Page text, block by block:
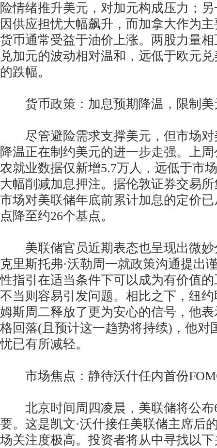
险情绪推升美元，对加元构成压力；
因供应担忧大幅飙升，而加拿大作为
货币通常受益于油价上涨。两股力量
兑加元的波动相对温和，远低于欧元
的跌幅。
货币政策：加息预期降温，限制美
尽管避险需求支撑美元，但市场对
降温正在制约美元的进一步走强。上
农就业数据仅新增5.7万人，远低于市
大幅削减加息押注。据伦敦证券交易
市场对美联储年底前累计加息的定价
点降至约26个基点。
美联储官员近期表态也呈现出微妙
克里斯托弗·沃勒周一就政策沟通提出
性指引在适当条件下可以成为有价值
不当则容易引发问题。相比之下，纽
姆斯周二释放了更为安心的信号，他
格回落(且预计这一趋势将持续)，他对
忧已有所减轻。
市场焦点：静待沃什任内首份
北京时间周四凌晨，美联储将公布
要。这是凯文·沃什接任美联储主席后
场关注度极高。投资者将从中寻找以